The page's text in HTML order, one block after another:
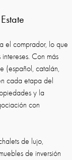
el comprador, lo que
Con más
(español, catalán,
cada etapa del
y la
con
de lujo,
de inversión